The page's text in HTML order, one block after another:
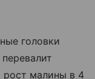
головки
рост малины в 4